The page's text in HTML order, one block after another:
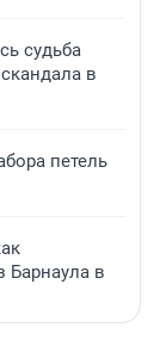
судьба
в
петель
Барнаула в